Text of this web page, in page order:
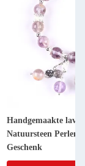
Handgemaakte
Natuursteen Perlen
Geschenk